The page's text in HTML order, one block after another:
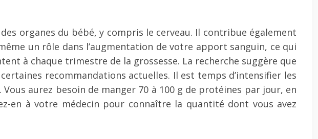
organes du bébé, y compris le cerveau. Il contribue également
un rôle dans l’augmentation de votre apport sanguin, ce qui
à chaque trimestre de la grossesse. La recherche suggère que
recommandations actuelles. Il est temps d’intensifier les
aurez besoin de manger 70 à 100 g de protéines par jour, en
en à votre médecin pour connaître la quantité dont vous avez